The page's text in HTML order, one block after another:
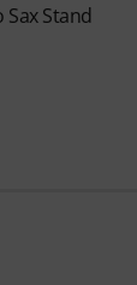
Sax Stand